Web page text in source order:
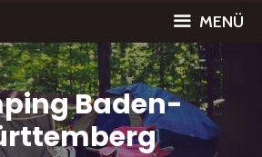
MENÜ
Baden-